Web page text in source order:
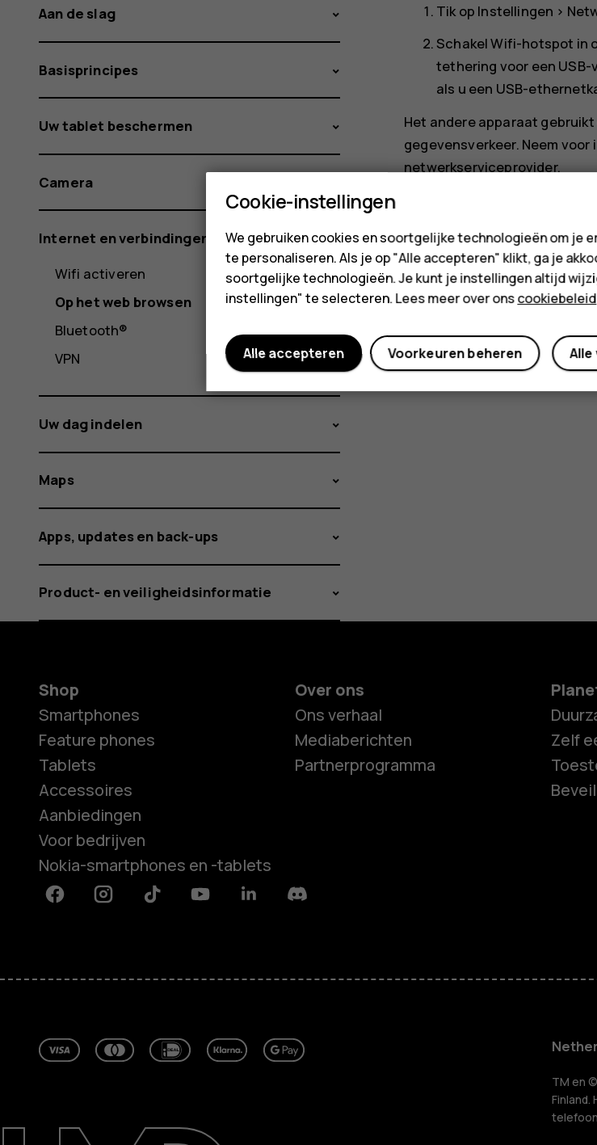
HMD
Voor
Over ons
Tik op Instellingen >
SchakelWifi-hotspot in
tethering voor een
als u een USB-
Het andere apparaat
gegevensverkeer. Neem
netwerkserviceprovider.
Was deze
Ja Nee
Aan de slag
Basisprincipes
Uw tablet beschermen
Camera
Internet en verbindingen
Wifi activeren
Op het web browsen
Bluetooth®
VPN
Uw dag indelen
Maps
Apps, updates en back-ups
Product- en veiligheidsinformatie
Shop
Smartphones
Feature phones
Tablets
Accessoires
Aanbiedingen
Voor bedrijven
Nokia-smartphones en -tablets
Over ons
Ons verhaal
Mediaberichten
Partnerprogramma
Zelf
FacebookInstagramTiktok YoutubeLinkedinDiscord
TM en
Finland.
Cookie-instellingen
We gebruiken cookies en soortgelijke technologieën om je
te personaliseren. Als je op "Alle accepteren" klikt, ga je
soortgelijke technologieën. Je kunt je instellingen altijd
instellingen" te selecteren. Lees meer over onscookiebeleid
Voorkeuren beheren
Alle accepteren